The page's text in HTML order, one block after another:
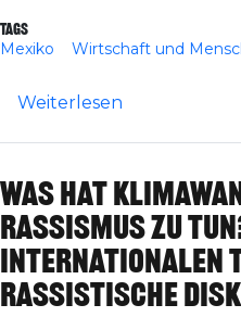
Tags
Mexiko Wirtschaft und
Weiterlesen
Was hat
Rassismus zu
Internationalen
rassistische